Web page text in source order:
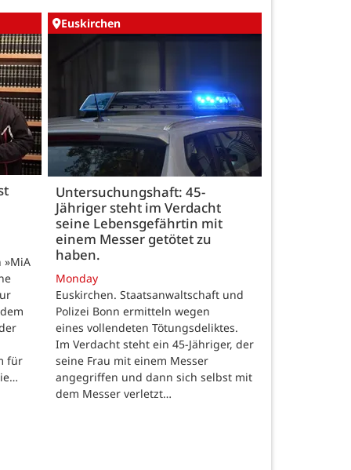
»MiA
für
Euskirchen
Untersuchungshaft: 45-
Jähriger steht im Verdacht
seine Lebensgefährtin mit
einem Messer getötet zu
haben.
Monday
Euskirchen. Staatsanwaltschaft und
Polizei Bonn ermitteln wegen
eines vollendeten Tötungsdeliktes.
Im Verdacht steht ein 45-Jähriger, der
seine Frau mit einem Messer
angegriffen und dann sich selbst mit
dem Messer verletzt…